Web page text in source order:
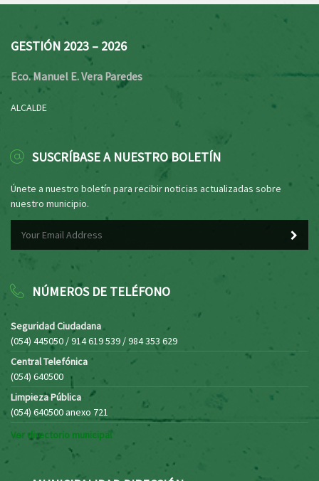
GESTIÓN 2023 – 2026
Eco. Manuel E. Vera Paredes
ALCALDE
SUSCRÍBASE A NUESTRO BOLETÍN
Únete a nuestro boletín para recibir noticias actualizadas sobre
nuestro municipio.
NÚMEROS DE TELÉFONO
Seguridad Ciudadana
(054) 445050 / 914 619 539 / 984 353 629
Central Telefónica
(054) 640500
Limpieza Pública
(054) 640500 anexo 721
Ver directorio municipal